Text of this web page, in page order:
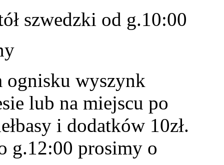
szwedzki od g.10:00
ognisku wyszynk
lub na miejscu po
i dodatków 10zł.
g.12:00 prosimy o